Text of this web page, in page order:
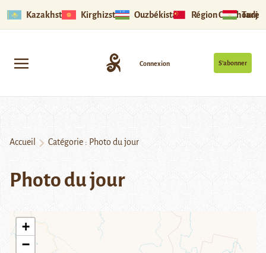
Kazakhstan Kirghizstan Ouzbékistan Région Ouïghoure
S’abonner
Connexion
Accueil Catégorie : Photo du jour
Photo du jour
+
−